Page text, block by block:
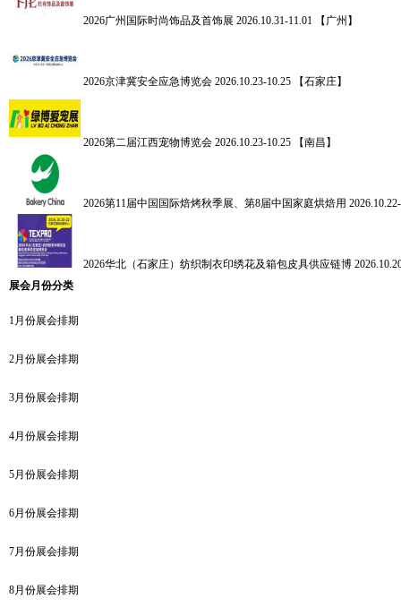
2026广州国际时尚饰品及首饰展 2026.10.31-11.01 【广州】
2026京津冀安全应急博览会 2026.10.23-10.25 【石家庄】
2026第二届江西宠物博览会 2026.10.23-10.25 【南昌】
2026第11届中国国际焙烤秋季展、第8届中国家庭烘焙用
2026华北（石家庄）纺织制衣印绣花及箱包皮具供应链博
展会月份分类
1月份展会排期
2月份展会排期
3月份展会排期
4月份展会排期
5月份展会排期
6月份展会排期
7月份展会排期
8月份展会排期